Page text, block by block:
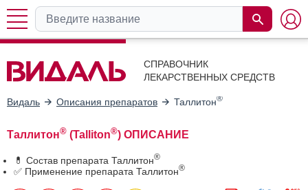
СПРАВОЧНИК
ЛЕКАРСТВЕННЫХ СРЕДСТВ
Видаль Описания препаратов Таллитон®
Таллитон® (Talliton®) ОПИСАНИЕ
💊 Состав препарата Таллитон®
✅ Применение препарата Таллитон®